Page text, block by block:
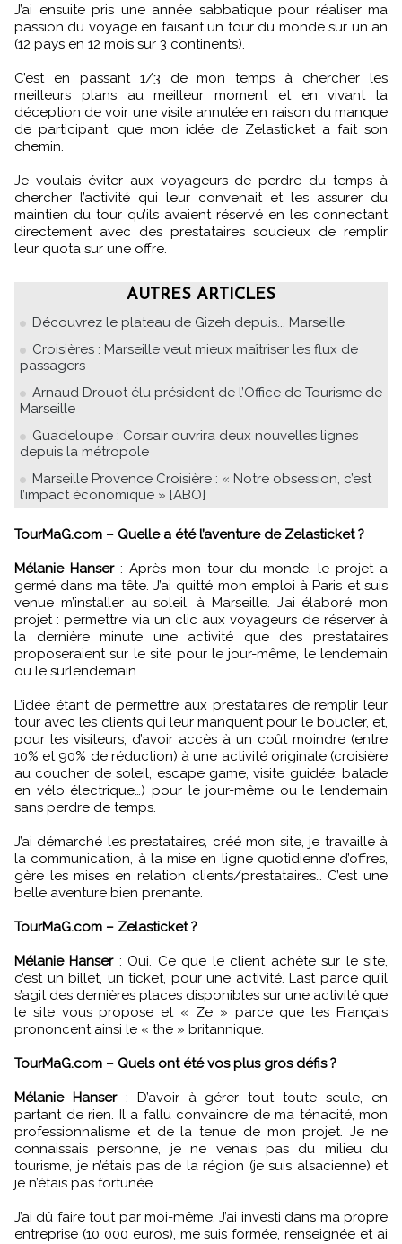
J’ai ensuite pris une année sabbatique pour réaliser ma
passion du voyage en faisant un tour du monde sur un an
(12 pays en 12 mois sur 3 continents).
C’est en passant 1/3 de mon temps à chercher les
meilleurs plans au meilleur moment et en vivant la
déception de voir une visite annulée en raison du manque
de participant, que mon idée de Zelasticket a fait son
chemin.
Je voulais éviter aux voyageurs de perdre du temps à
chercher l’activité qui leur convenait et les assurer du
maintien du tour qu’ils avaient réservé en les connectant
directement avec des prestataires soucieux de remplir
leur quota sur une offre.
AUTRES ARTICLES
Découvrez le plateau de Gizeh depuis... Marseille
Croisières : Marseille veut mieux maîtriser les flux de
passagers
Arnaud Drouot élu président de l’Office de Tourisme de
Marseille
Guadeloupe : Corsair ouvrira deux nouvelles lignes
depuis la métropole
Marseille Provence Croisière : « Notre obsession, c’est
l’impact économique » [ABO]
TourMaG.com – Quelle a été l’aventure de Zelasticket ?
Mélanie Hanser: Après mon tour du monde, le projet a
germé dans ma tête. J’ai quitté mon emploi à Paris et suis
venue m’installer au soleil, à Marseille. J’ai élaboré mon
projet : permettre via un clic aux voyageurs de réserver à
la dernière minute une activité que des prestataires
proposeraient sur le site pour le jour-même, le lendemain
ou le surlendemain.
L’idée étant de permettre aux prestataires de remplir leur
tour avec les clients qui leur manquent pour le boucler, et,
pour les visiteurs, d’avoir accès à un coût moindre (entre
10% et 90% de réduction) à une activité originale (croisière
au coucher de soleil, escape game, visite guidée, balade
en vélo électrique…) pour le jour-même ou le lendemain
sans perdre de temps.
J’ai démarché les prestataires, créé mon site, je travaille à
la communication, à la mise en ligne quotidienne d’offres,
gère les mises en relation clients/prestataires… C’est une
belle aventure bien prenante.
TourMaG.com – Zelasticket ?
Mélanie Hanser: Oui. Ce que le client achète sur le site,
c’est un billet, un ticket, pour une activité. Last parce qu’il
s’agit des dernières places disponibles sur une activité que
le site vous propose et « Ze » parce que les Français
prononcent ainsi le « the » britannique.
TourMaG.com – Quels ont été vos plus gros défis ?
Mélanie Hanser: D’avoir à gérer tout toute seule, en
partant de rien. Il a fallu convaincre de ma ténacité, mon
professionnalisme et de la tenue de mon projet. Je ne
connaissais personne, je ne venais pas du milieu du
tourisme, je n’étais pas de la région (je suis alsacienne) et
je n’étais pas fortunée.
J’ai dû faire tout par moi-même. J’ai investi dans ma propre
entreprise (10 000 euros), me suis formée, renseignée et ai